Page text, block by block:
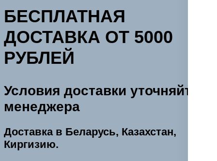
БЕСПЛАТНАЯ
ДОСТАВКА ОТ 5000
РУБЛЕЙ
Условия доставки уточняйте у
менеджера
Доставка в Беларусь, Казахстан,
Киргизию.